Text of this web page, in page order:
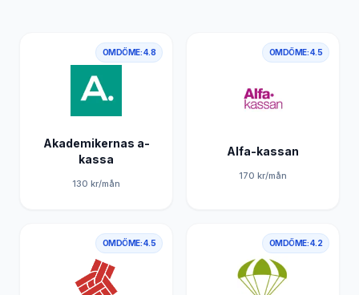
OMDÖME:4.8
Akademikernas a-
kassa
130 kr/mån
OMDÖME:4.5
Alfa-kassan
170 kr/mån
OMDÖME:4.5 OMDÖME:4.2